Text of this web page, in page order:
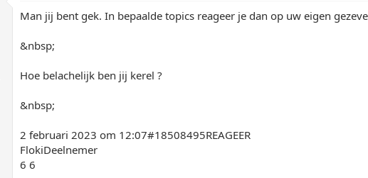
Man jij bent gek. In bepaalde topics reageer je dan op uw eigen
&nbsp;
Hoe belachelijk ben jij kerel ?
&nbsp;
2 februari 2023 om 12:07#18508495REAGEER
FlokiDeelnemer
6 6